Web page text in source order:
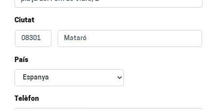
Ciutat
País
Telèfon